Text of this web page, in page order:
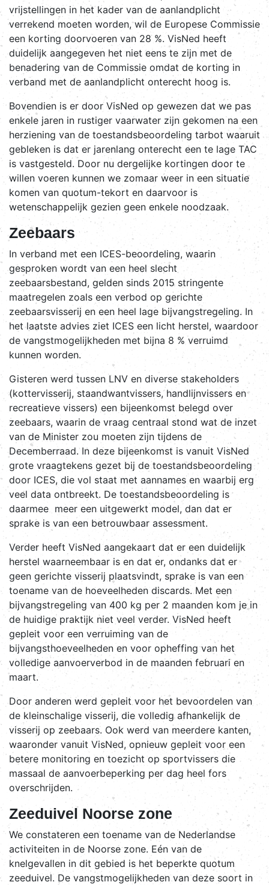
vrijstellingen in het kader van de aanlandplicht
verrekend moeten worden, wil de Europese Commissie
een korting doorvoeren van 28 %. VisNed heeft
duidelijk aangegeven het niet eens te zijn met de
benadering van de Commissie omdat de korting in
verband met de aanlandplicht onterecht hoog is.
Bovendien is er door VisNed op gewezen dat we pas
enkele jaren in rustiger vaarwater zijn gekomen na een
herziening van de toestandsbeoordeling tarbot waaruit
gebleken is dat er jarenlang onterecht een te lage TAC
is vastgesteld. Door nu dergelijke kortingen door te
willen voeren kunnen we zomaar weer in een situatie
komen van quotum-tekort en daarvoor is
wetenschappelijk gezien geen enkele noodzaak.
Zeebaars
In verband met een ICES-beoordeling, waarin
gesproken wordt van een heel slecht
zeebaarsbestand, gelden sinds 2015 stringente
maatregelen zoals een verbod op gerichte
zeebaarsvisserij en een heel lage bijvangstregeling. In
het laatste advies ziet ICES een licht herstel, waardoor
de vangstmogelijkheden met bijna 8 % verruimd
kunnen worden.
Gisteren werd tussen LNV en diverse stakeholders
(kottervisserij, staandwantvissers, handlijnvissers en
recreatieve vissers) een bijeenkomst belegd over
zeebaars, waarin de vraag centraal stond wat de inzet
van de Minister zou moeten zijn tijdens de
Decemberraad. In deze bijeenkomst is vanuit VisNed
grote vraagtekens gezet bij de toestandsbeoordeling
door ICES, die vol staat met aannames en waarbij erg
veel data ontbreekt. De toestandsbeoordeling is
daarmee meer een uitgewerkt model, dan dat er
sprake is van een betrouwbaar assessment.
Verder heeft VisNed aangekaart dat er een duidelijk
herstel waarneembaar is en dat er, ondanks dat er
geen gerichte visserij plaatsvindt, sprake is van een
toename van de hoeveelheden discards. Met een
bijvangstregeling van 400 kg per 2 maanden kom je in
de huidige praktijk niet veel verder. VisNed heeft
gepleit voor een verruiming van de
bijvangsthoeveelheden en voor opheffing van het
volledige aanvoerverbod in de maanden februari en
maart.
Door anderen werd gepleit voor het bevoordelen van
de kleinschalige visserij, die volledig afhankelijk de
visserij op zeebaars. Ook werd van meerdere kanten,
waaronder vanuit VisNed, opnieuw gepleit voor een
betere monitoring en toezicht op sportvissers die
massaal de aanvoerbeperking per dag heel fors
overschrijden.
Zeeduivel Noorse zone
We constateren een toename van de Nederlandse
activiteiten in de Noorse zone. Eén van de
knelgevallen in dit gebied is het beperkte quotum
zeeduivel. De vangstmogelijkheden van deze soort in